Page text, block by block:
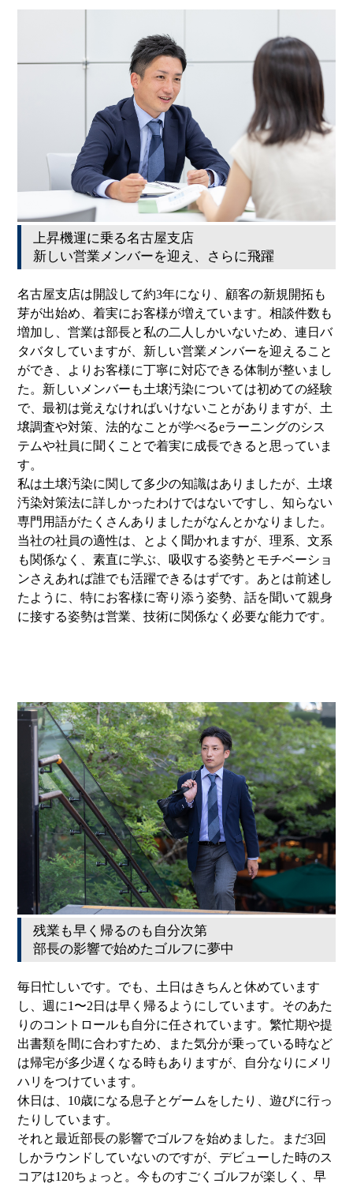
上昇機運に乗る名古屋支店
新しい営業メンバーを迎え、さらに飛躍
名古屋支店は開設して約3年になり、顧客の新規開拓も
芽が出始め、着実にお客様が増えています。相談件数も
増加し、営業は部長と私の二人しかいないため、連日バ
タバタしていますが、新しい営業メンバーを迎えること
ができ、よりお客様に丁寧に対応できる体制が整いまし
た。新しいメンバーも土壌汚染については初めての経験
で、最初は覚えなければいけないことがありますが、土
壌調査や対策、法的なことが学べるeラーニングのシス
テムや社員に聞くことで着実に成長できると思っていま
す。
私は土壌汚染に関して多少の知識はありましたが、土壌
汚染対策法に詳しかったわけではないですし、知らない
専門用語がたくさんありましたがなんとかなりました。
当社の社員の適性は、とよく聞かれますが、理系、文系
も関係なく、素直に学ぶ、吸収する姿勢とモチベーショ
ンさえあれば誰でも活躍できるはずです。あとは前述し
たように、特にお客様に寄り添う姿勢、話を聞いて親身
に接する姿勢は営業、技術に関係なく必要な能力です。
残業も早く帰るのも自分次第
部長の影響で始めたゴルフに夢中
毎日忙しいです。でも、土日はきちんと休めています
し、週に1〜2日は早く帰るようにしています。そのあた
りのコントロールも自分に任されています。繁忙期や提
出書類を間に合わすため、また気分が乗っている時など
は帰宅が多少遅くなる時もありますが、自分なりにメリ
ハリをつけています。
休日は、10歳になる息子とゲームをしたり、遊びに行っ
たりしています。
それと最近部長の影響でゴルフを始めました。まだ3回
しかラウンドしていないのですが、デビューした時のス
コアは120ちょっと。今ものすごくゴルフが楽しく、早